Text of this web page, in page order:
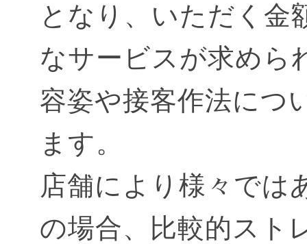
となり、いただく金
なサービスが求めら
容姿や接客作法につ
ます。
店舗により様々では
の場合、比較的スト